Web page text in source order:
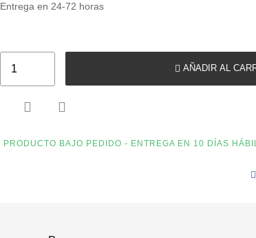
Entrega en 24-72 horas
AÑADIR AL
 
PRODUCTO BAJO PEDIDO - ENTREGA EN 10 DÍAS